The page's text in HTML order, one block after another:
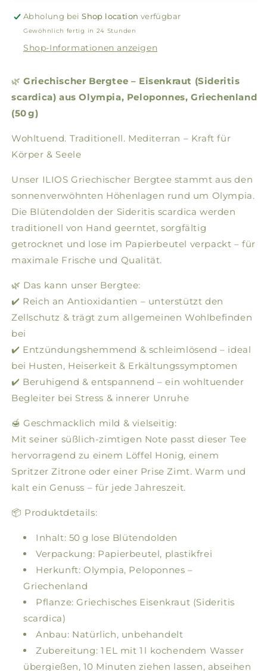
Abholung beiShop location verfügbar
Gewöhnlich fertig in 24 Stunden
Shop-Informationen anzeigen
🌿 Griechischer Bergtee – Eisenkraut (Sideritis
scardica) aus Olympia, Peloponnes, Griechenland
(50 g)
Wohltuend. Traditionell. Mediterran – Kraft für
Körper & Seele
Unser ILIOS Griechischer Bergtee stammt aus den
sonnenverwöhnten Höhenlagen rund um Olympia.
Die Blütendolden der Sideritis scardica werden
traditionell von Hand geerntet, sorgfältig
getrocknet und lose im Papierbeutel verpackt – für
maximale Frische und Qualität.
🌿 Das kann unser Bergtee:
✔️ Reich an Antioxidantien – unterstützt den
Zellschutz & trägt zum allgemeinen Wohlbefinden
bei
✔️ Entzündungshemmend & schleimlösend – ideal
bei Husten, Heiserkeit & Erkältungssymptomen
✔️ Beruhigend & entspannend – ein wohltuender
Begleiter bei Stress & innerer Unruhe
🍯 Geschmacklich mild & vielseitig:
Mit seiner süßlich-zimtigen Note passt dieser Tee
hervorragend zu einem Löffel Honig, einem
Spritzer Zitrone oder einer Prise Zimt. Warm und
kalt ein Genuss – für jede Jahreszeit.
📦 Produktdetails:
Inhalt: 50 g lose Blütendolden
Verpackung: Papierbeutel, plastikfrei
Herkunft: Olympia, Peloponnes –
Griechenland
Pflanze: Griechisches Eisenkraut (Sideritis
scardica)
Anbau: Natürlich, unbehandelt
Zubereitung: 1 EL mit 1 l kochendem Wasser
übergießen, 10 Minuten ziehen lassen, abseihen